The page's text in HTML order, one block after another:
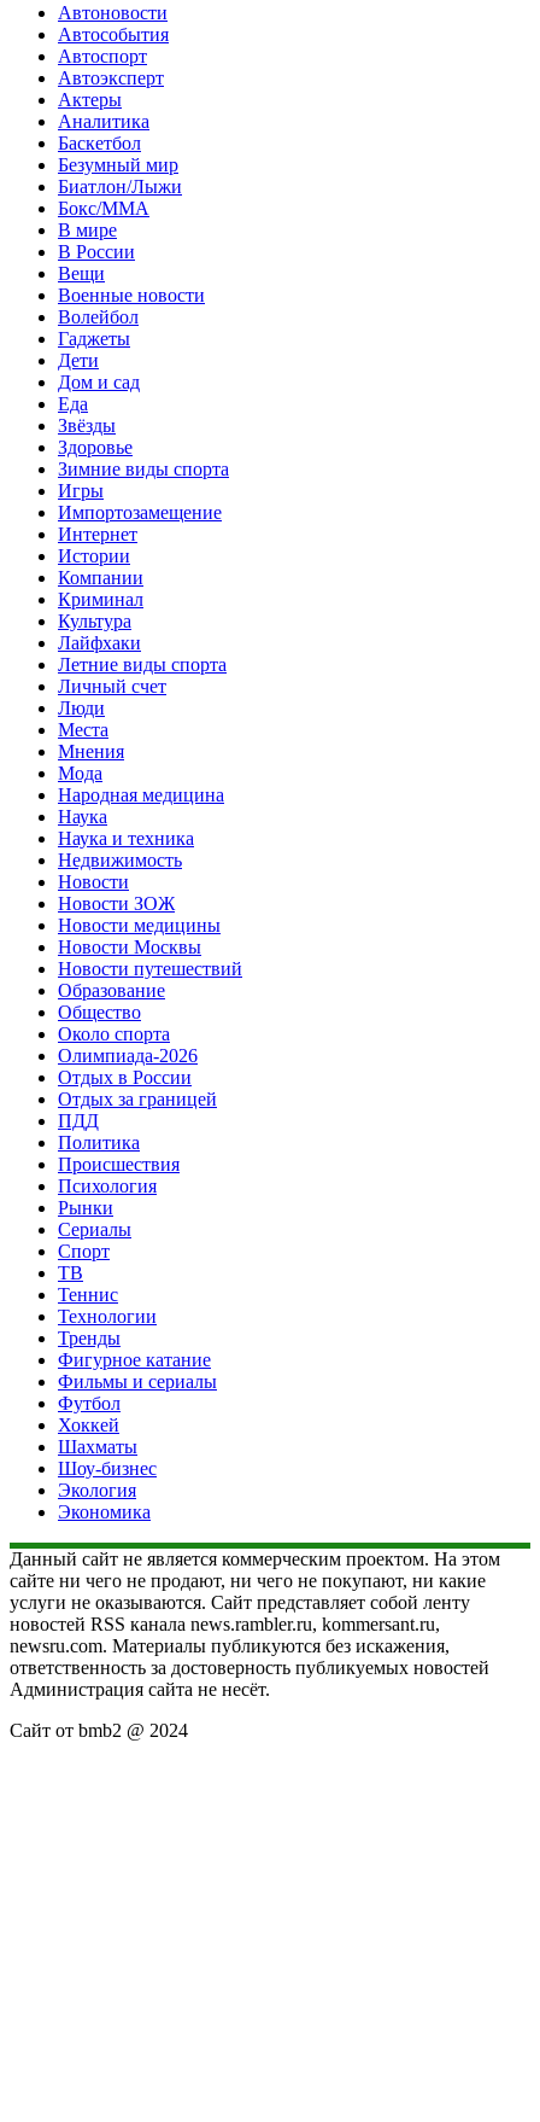
Автоновости
Автособытия
Автоспорт
Автоэксперт
Актеры
Аналитика
Баскетбол
Безумный мир
Биатлон/Лыжи
Бокс/MMA
В мире
В России
Вещи
Военные новости
Волейбол
Гаджеты
Дети
Дом и сад
Еда
Звёзды
Здоровье
Зимние виды спорта
Игры
Импортозамещение
Интернет
Истории
Компании
Криминал
Культура
Лайфхаки
Летние виды спорта
Личный счет
Люди
Места
Мнения
Мода
Народная медицина
Наука
Наука и техника
Недвижимость
Новости
Новости ЗОЖ
Новости медицины
Новости Москвы
Новости путешествий
Образование
Общество
Около спорта
Олимпиада-2026
Отдых в России
Отдых за границей
ПДД
Политика
Происшествия
Психология
Рынки
Сериалы
Спорт
ТВ
Теннис
Технологии
Тренды
Фигурное катание
Фильмы и сериалы
Футбол
Хоккей
Шахматы
Шоу-бизнес
Экология
Экономика
Данный сайт не является коммерческим проектом. На этом
сайте ни чего не продают, ни чего не покупают, ни какие
услуги не оказываются. Сайт представляет собой ленту
новостей RSS канала news.rambler.ru, kommersant.ru,
newsru.com. Материалы публикуются без искажения,
ответственность за достоверность публикуемых новостей
Администрация сайта не несёт.
Сайт от bmb2 @ 2024